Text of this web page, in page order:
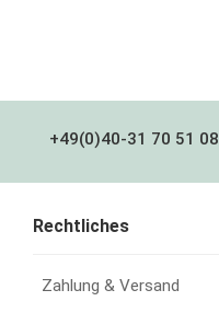
+49(0)40-31 70 51 08
Rechtliches
Zahlung & Versand